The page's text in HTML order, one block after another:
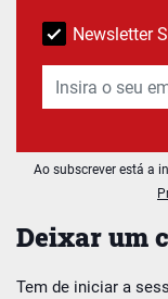
Deixar um
Tem de iniciar a
Newsletter
Ao subscrever está a